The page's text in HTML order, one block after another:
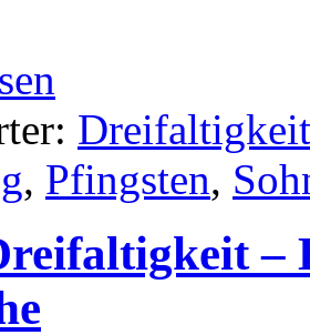
Dreifaltigkeit
, Pfingsten,
–